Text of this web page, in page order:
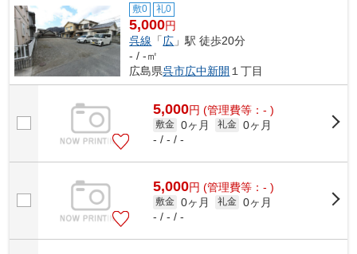
敷0 礼0
5,000円
呉線 「広 」駅 徒歩20分
- / -㎡
広島県呉市広中新開 １丁目
5,000円 (管理費等：- )
敷金 0ヶ月 礼金 0ヶ月
- / - / -
5,000円 (管理費等：- )
敷金 0ヶ月 礼金 0ヶ月
- / - / -